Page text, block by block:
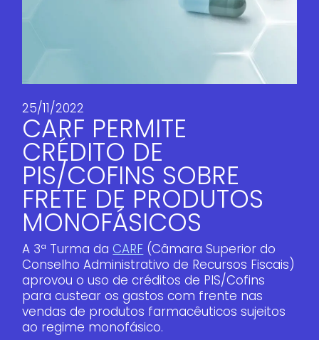
25/11/2022
CARF PERMITE
CRÉDITO DE
PIS/COFINS SOBRE
FRETE DE PRODUTOS
MONOFÁSICOS
A 3ª Turma daCARF (Câmara Superior do
Conselho Administrativo de Recursos Fiscais)
aprovou o uso de créditos de PIS/Cofins
para custear os gastos com frente nas
vendas de produtos farmacêuticos sujeitos
ao regime monofásico.